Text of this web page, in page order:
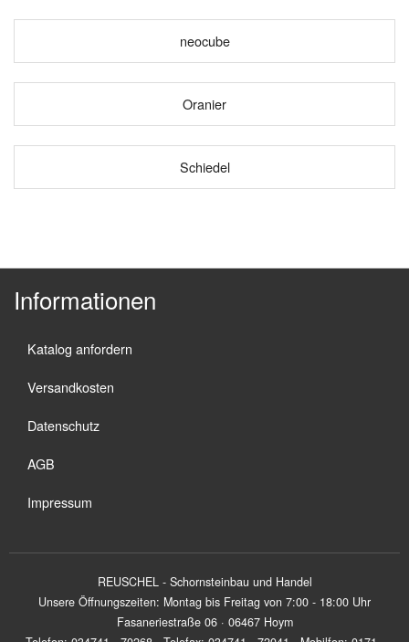
neocube
Oranier
Schiedel
Informationen
Katalog anfordern
Versandkosten
Datenschutz
AGB
Impressum
REUSCHEL - Schornsteinbau und Handel
Unsere Öffnungszeiten: Montag bis Freitag von 7:00 - 18:00 Uhr
Fasaneriestraße 06 · 06467 Hoym